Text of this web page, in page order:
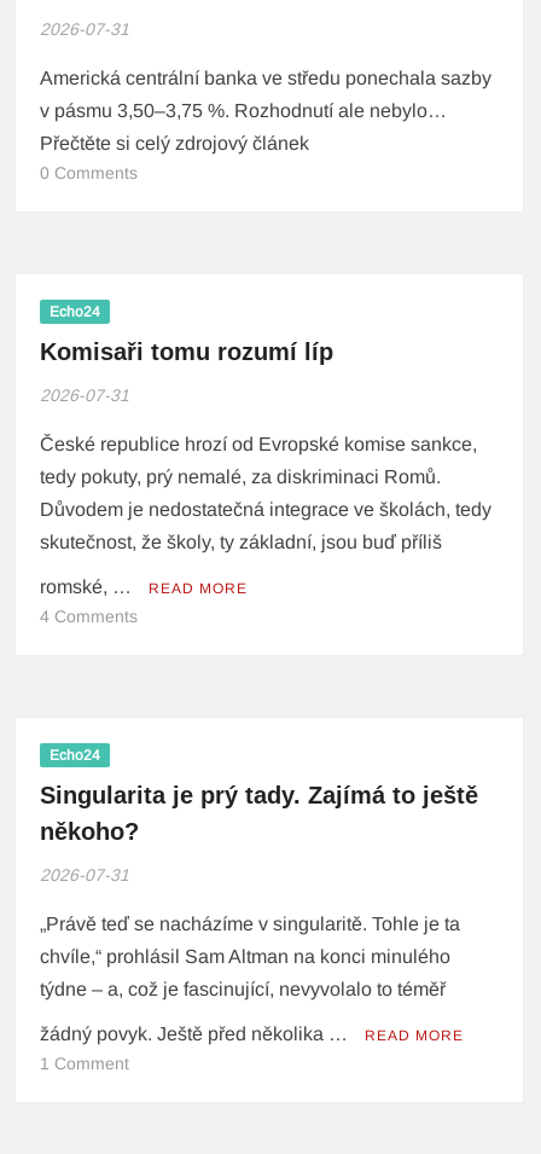
2026-07-31
Americká centrální banka ve středu ponechala sazby
v pásmu 3,50–3,75 %. Rozhodnutí ale nebylo…
Přečtěte si celý zdrojový článek
0 Comments
Echo24
Komisaři tomu rozumí líp
2026-07-31
České republice hrozí od Evropské komise sankce,
tedy pokuty, prý nemalé, za diskriminaci Romů.
Důvodem je nedostatečná integrace ve školách, tedy
skutečnost, že školy, ty základní, jsou buď příliš
romské, … READ MORE
4 Comments
Echo24
Singularita je prý tady. Zajímá to ještě
někoho?
2026-07-31
„Právě teď se nacházíme v singularitě. Tohle je ta
chvíle,“ prohlásil Sam Altman na konci minulého
týdne – a, což je fascinující, nevyvolalo to téměř
žádný povyk. Ještě před několika … READ MORE
1 Comment